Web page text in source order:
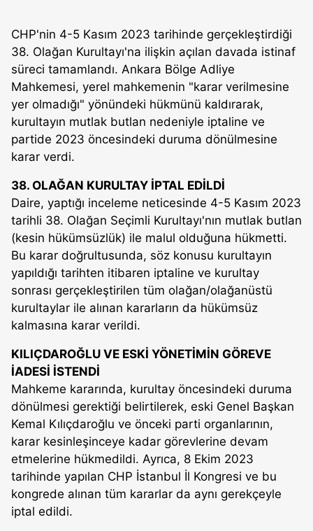
CHP'nin 4-5 Kasım 2023 tarihinde gerçekleştirdiği
38. Olağan Kurultayı'na ilişkin açılan davada istinaf
süreci tamamlandı. Ankara Bölge Adliye
Mahkemesi, yerel mahkemenin "karar verilmesine
yer olmadığı" yönündeki hükmünü kaldırarak,
kurultayın mutlak butlan nedeniyle iptaline ve
partide 2023 öncesindeki duruma dönülmesine
karar verdi.
38. OLAĞAN KURULTAY İPTAL EDİLDİ
Daire, yaptığı inceleme neticesinde 4-5 Kasım 2023
tarihli 38. Olağan Seçimli Kurultayı'nın mutlak butlan
(kesin hükümsüzlük) ile malul olduğuna hükmetti.
Bu karar doğrultusunda, söz konusu kurultayın
yapıldığı tarihten itibaren iptaline ve kurultay
sonrası gerçekleştirilen tüm olağan/olağanüstü
kurultaylar ile alınan kararların da hükümsüz
kalmasına karar verildi.
KILIÇDAROĞLU VE ESKİ YÖNETİMİN GÖREVE
İADESİ İSTENDİ
Mahkeme kararında, kurultay öncesindeki duruma
dönülmesi gerektiği belirtilerek, eski Genel Başkan
Kemal Kılıçdaroğlu ve önceki parti organlarının,
karar kesinleşinceye kadar görevlerine devam
etmelerine hükmedildi. Ayrıca, 8 Ekim 2023
tarihinde yapılan CHP İstanbul İl Kongresi ve bu
kongrede alınan tüm kararlar da aynı gerekçeyle
iptal edildi.